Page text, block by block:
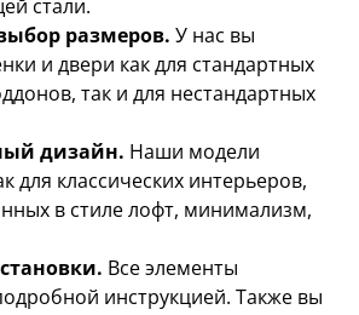
стали.
размеров. У нас вы
и двери как для стандартных
так и для нестандартных
дизайн. Наши модели
для классических интерьеров,
в стиле лофт, минимализм,
Все элементы
инструкцией. Также вы